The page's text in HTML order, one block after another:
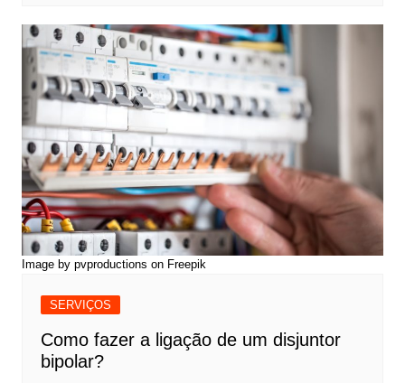
Image by pvproductions on Freepik
SERVIÇOS
Como fazer a ligação de um disjuntor
bipolar?